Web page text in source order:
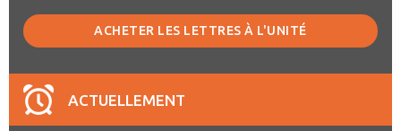
ACHETER LES LETTRES À L'UNITÉ
ACTUELLEMENT